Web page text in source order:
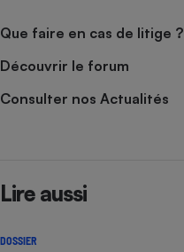
Que faire en cas de litige ?
Découvrir le forum
Consulter nos Actualités
Lire aussi
DOSSIER